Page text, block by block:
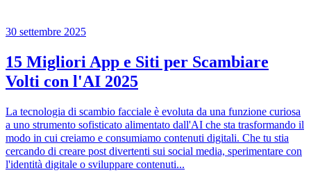
30 settembre 2025
15 Migliori App e Siti per Scambiare
Volti con l'AI 2025
La tecnologia di scambio facciale è evoluta da una funzione curiosa
a uno strumento sofisticato alimentato dall'AI che sta trasformando il
modo in cui creiamo e consumiamo contenuti digitali. Che tu stia
cercando di creare post divertenti sui social media, sperimentare con
l'identità digitale o sviluppare contenuti...